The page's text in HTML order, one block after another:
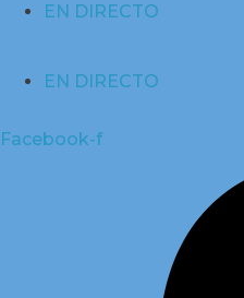
EN DIRECTO
EN DIRECTO
Facebook-f